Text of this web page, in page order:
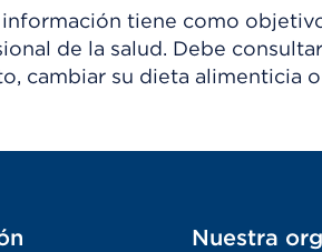
tiene como
de la salud. Debe
cambiar su dieta alimenticia
Nuestra